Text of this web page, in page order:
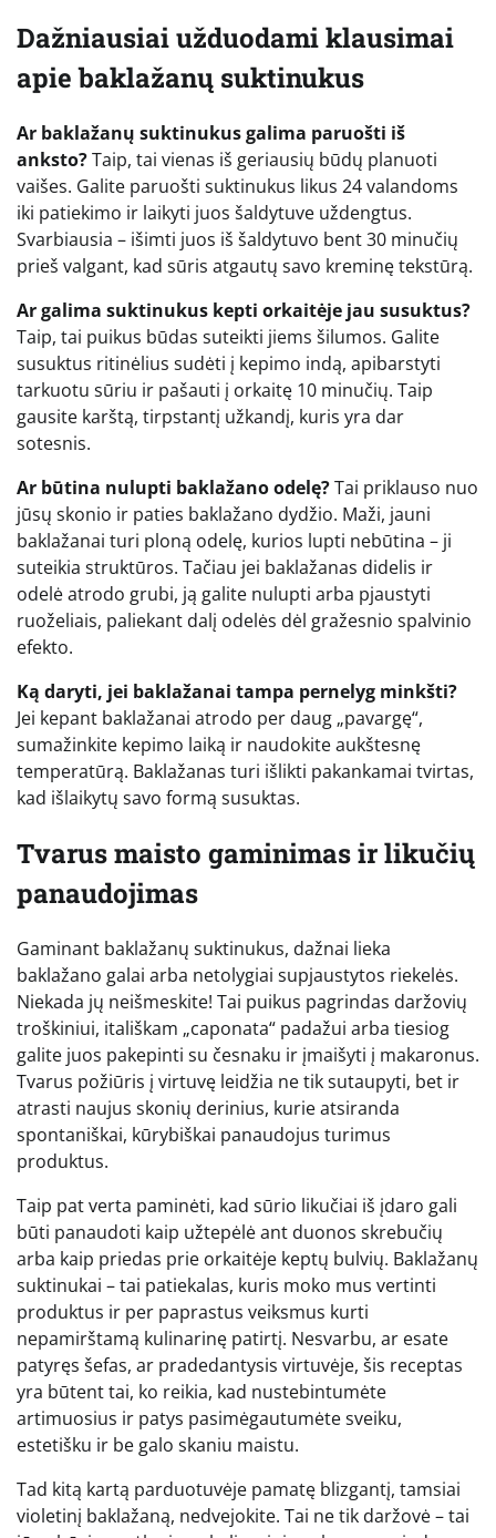
Dažniausiai užduodami klausimai
apie baklažanų suktinukus
Ar baklažanų suktinukus galima paruošti iš
anksto?Taip, tai vienas iš geriausių būdų planuoti
vaišes. Galite paruošti suktinukus likus 24 valandoms
iki patiekimo ir laikyti juos šaldytuve uždengtus.
Svarbiausia – išimti juos iš šaldytuvo bent 30 minučių
prieš valgant, kad sūris atgautų savo kreminę tekstūrą.
Ar galima suktinukus kepti orkaitėje jau susuktus?
Taip, tai puikus būdas suteikti jiems šilumos. Galite
susuktus ritinėlius sudėti į kepimo indą, apibarstyti
tarkuotu sūriu ir pašauti į orkaitę 10 minučių. Taip
gausite karštą, tirpstantį užkandį, kuris yra dar
sotesnis.
Ar būtina nulupti baklažano odelę?Tai priklauso nuo
jūsų skonio ir paties baklažano dydžio. Maži, jauni
baklažanai turi ploną odelę, kurios lupti nebūtina – ji
suteikia struktūros. Tačiau jei baklažanas didelis ir
odelė atrodo grubi, ją galite nulupti arba pjaustyti
ruoželiais, paliekant dalį odelės dėl gražesnio spalvinio
efekto.
Ką daryti, jei baklažanai tampa pernelyg minkšti?
Jei kepant baklažanai atrodo per daug „pavargę“,
sumažinkite kepimo laiką ir naudokite aukštesnę
temperatūrą. Baklažanas turi išlikti pakankamai tvirtas,
kad išlaikytų savo formą susuktas.
Tvarus maisto gaminimas ir likučių
panaudojimas
Gaminant baklažanų suktinukus, dažnai lieka
baklažano galai arba netolygiai supjaustytos riekelės.
Niekada jų neišmeskite! Tai puikus pagrindas daržovių
troškiniui, itališkam „caponata“ padažui arba tiesiog
galite juos pakepinti su česnaku ir įmaišyti į makaronus.
Tvarus požiūris į virtuvę leidžia ne tik sutaupyti, bet ir
atrasti naujus skonių derinius, kurie atsiranda
spontaniškai, kūrybiškai panaudojus turimus
produktus.
Taip pat verta paminėti, kad sūrio likučiai iš įdaro gali
būti panaudoti kaip užtepėlė ant duonos skrebučių
arba kaip priedas prie orkaitėje keptų bulvių. Baklažanų
suktinukai – tai patiekalas, kuris moko mus vertinti
produktus ir per paprastus veiksmus kurti
nepamirštamą kulinarinę patirtį. Nesvarbu, ar esate
patyręs šefas, ar pradedantysis virtuvėje, šis receptas
yra būtent tai, ko reikia, kad nustebintumėte
artimuosius ir patys pasimėgautumėte sveiku,
estetišku ir be galo skaniu maistu.
Tad kitą kartą parduotuvėje pamatę blizgantį, tamsiai
violetinį baklažaną, nedvejokite. Tai ne tik daržovė – tai